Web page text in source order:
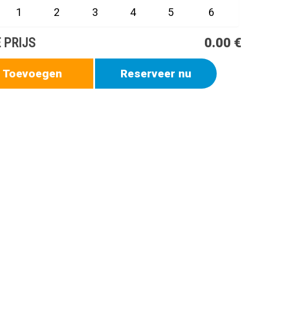
1 2 3 4 5 6
PRIJS 0.00 €
Toevoegen Reserveer nu